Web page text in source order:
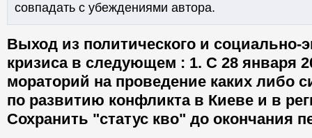
совпадать с убеждениями автора.
Выход из политического и социально-
кризиса в следующем : 1. С 28 января
мораторий на проведение каких либо
по развитию конфликта в Киеве и в
Сохранить "статус кво" до окончания